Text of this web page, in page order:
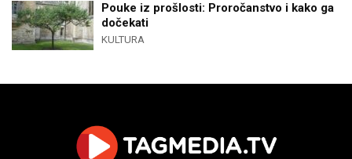
Pouke iz prošlosti: Proročanstvo i kako ga
dočekati
KULTURA